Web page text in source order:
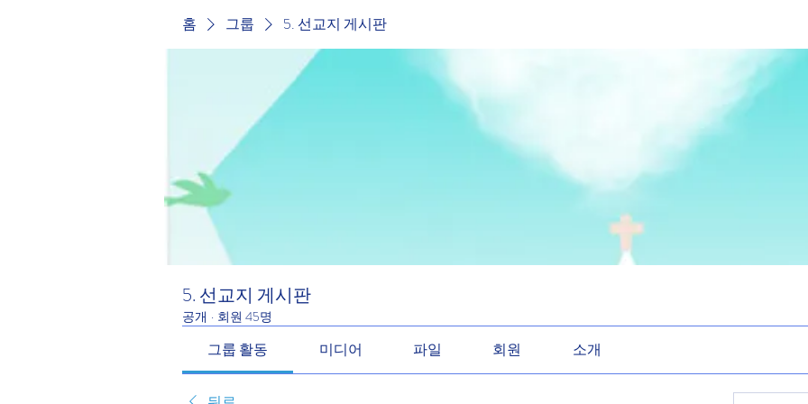
홈 그룹 5. 선교지 게시판
5. 선교지 게시판
공개 · 회원 45명
그룹 활동 미디어 파일 회원 소개